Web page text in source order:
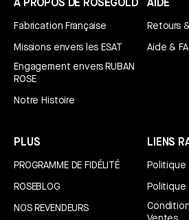
À PROPOS DE ROSEGOLD
Fabrication Française
Missions envers les ESAT
Engagement envers RUBAN
ROSE
Notre Histoire
AIDE
Retours
Aide &
PLUS
PROGRAMME DE FIDÉLITÉ
ROSEBLOG
NOS REVENDEURS
LIENS
Politique